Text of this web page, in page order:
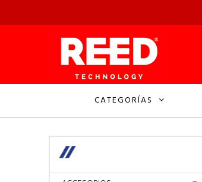
CATEGORÍAS